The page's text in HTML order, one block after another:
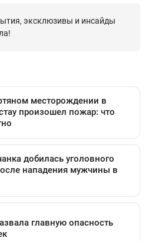
эксклюзивы и инсайды